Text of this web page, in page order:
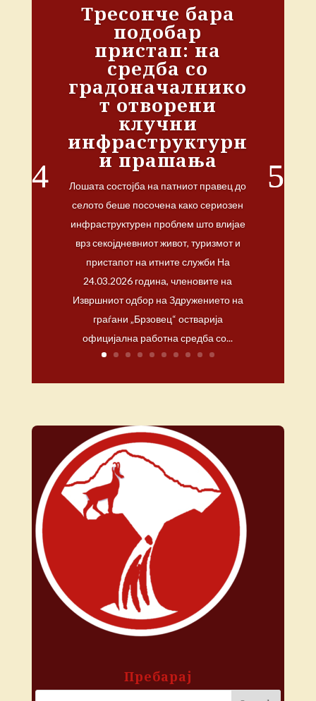
Тресонче бара
подобар
пристап: на
средба со
градоначалнико
т отворени
клучни
инфраструктурн
и прашања
Лошата состојба на патниот правец до
селото беше посочена како сериозен
инфраструктурен проблем што влијае
врз секојдневниот живот, туризмот и
пристапот на итните служби На
24.03.2026 година, членовите на
Извршниот одбор на Здружението на
граѓани „Брзовец“ остварија
официјална работна средба со...
Пребарај